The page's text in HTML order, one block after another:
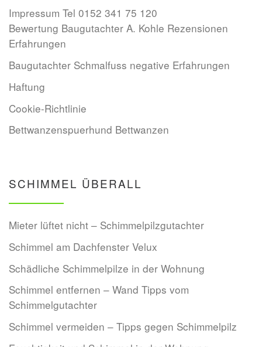
Impressum Tel 0152 341 75 120
Bewertung Baugutachter A. Kohle Rezensionen
Erfahrungen
Baugutachter Schmalfuss negative Erfahrungen
Haftung
Cookie-Richtlinie
Bettwanzenspuerhund Bettwanzen
SCHIMMEL ÜBERALL
Mieter lüftet nicht – Schimmelpilzgutachter
Schimmel am Dachfenster Velux
Schädliche Schimmelpilze in der Wohnung
Schimmel entfernen – Wand Tipps vom
Schimmelgutachter
Schimmel vermeiden – Tipps gegen Schimmelpilz